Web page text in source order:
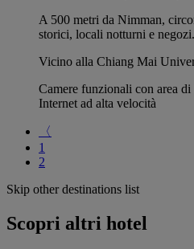
A 500 metri da Nimman,
storici, locali notturni e negozi.
Vicino alla Chiang Mai
Camere funzionali con area
Internet ad alta velocità
〈
1
2
Skip other destinations list
Scopri altri hotel